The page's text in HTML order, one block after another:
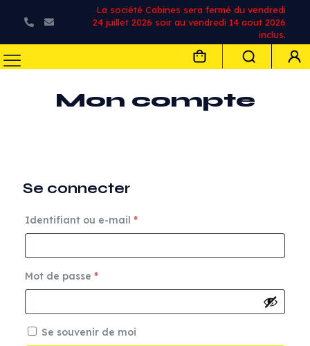
La société Cabines sera fermé du vendredi
24 juillet 2026 soir au vendredi 14 aout 2026
inclus.
Mon compte
Se connecter
Identifiant ou e-mail *
Mot de passe *
Se souvenir de moi